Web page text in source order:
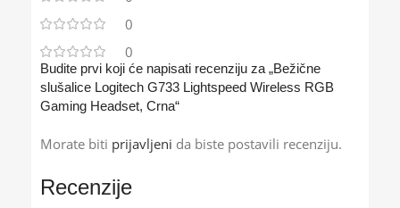
0
0
Recenzije
Budite prvi koji će napisati recenziju za „Bežične
slušalice Logitech G733 Lightspeed Wireless RGB
Gaming Headset, Crna“
Morate biti prijavljeni da biste postavili recenziju.